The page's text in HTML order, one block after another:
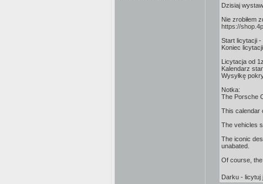
Dzisiaj
Nie zrobiłem
https://
Start licytacji -
Koniec
Licytacja od
Kalendarz
Wysyłkę
Notka:
The Porsche
This calendar
The vehicles
The iconic
unabated.
Of course,
Darku -